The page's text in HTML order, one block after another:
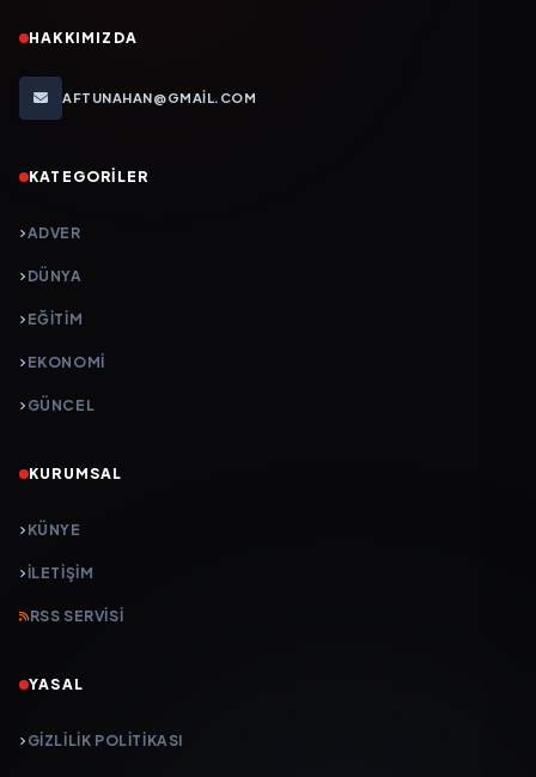
HAKKIMIZDA
AFTUNAHAN@GMAIL.COM
KATEGORILER
ADVER
DÜNYA
EĞİTİM
EKONOMİ
GÜNCEL
KURUMSAL
KÜNYE
İLETIŞIM
RSS SERVISI
YASAL
GIZLILIK POLITIKASI